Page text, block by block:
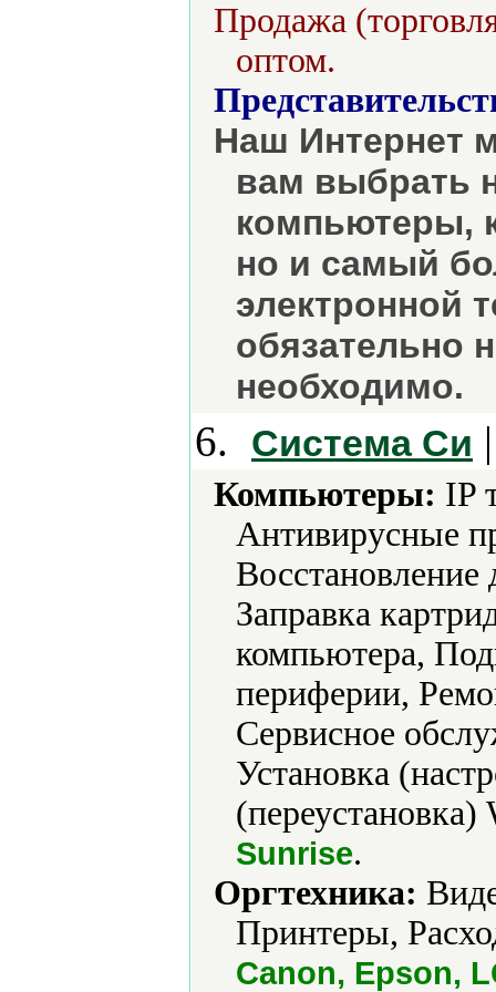
Продажа
оптом.
Наш Интернет
вам выбрать
компьютеры,
но и самый
электронной
обязательно
необходимо.
6. Система Си
Компьютеры: IP
Антивирусные
Заправка
компьютера,
периферии,
Сервисное
Установка
Sunrise.
Оргтехника:
Принтеры,
Canon, Epson,